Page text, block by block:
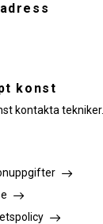
konst
kontakta tekniker.